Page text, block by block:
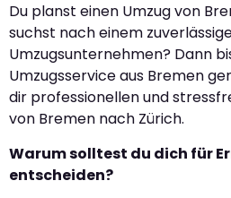
Du planst einen Umzug von
suchst nach einem
Umzugsunternehmen? Dann
Umzugsservice aus Bremen
dir professionellen und
von Bremen nach Zürich.
Warum solltest du dich für
entscheiden?